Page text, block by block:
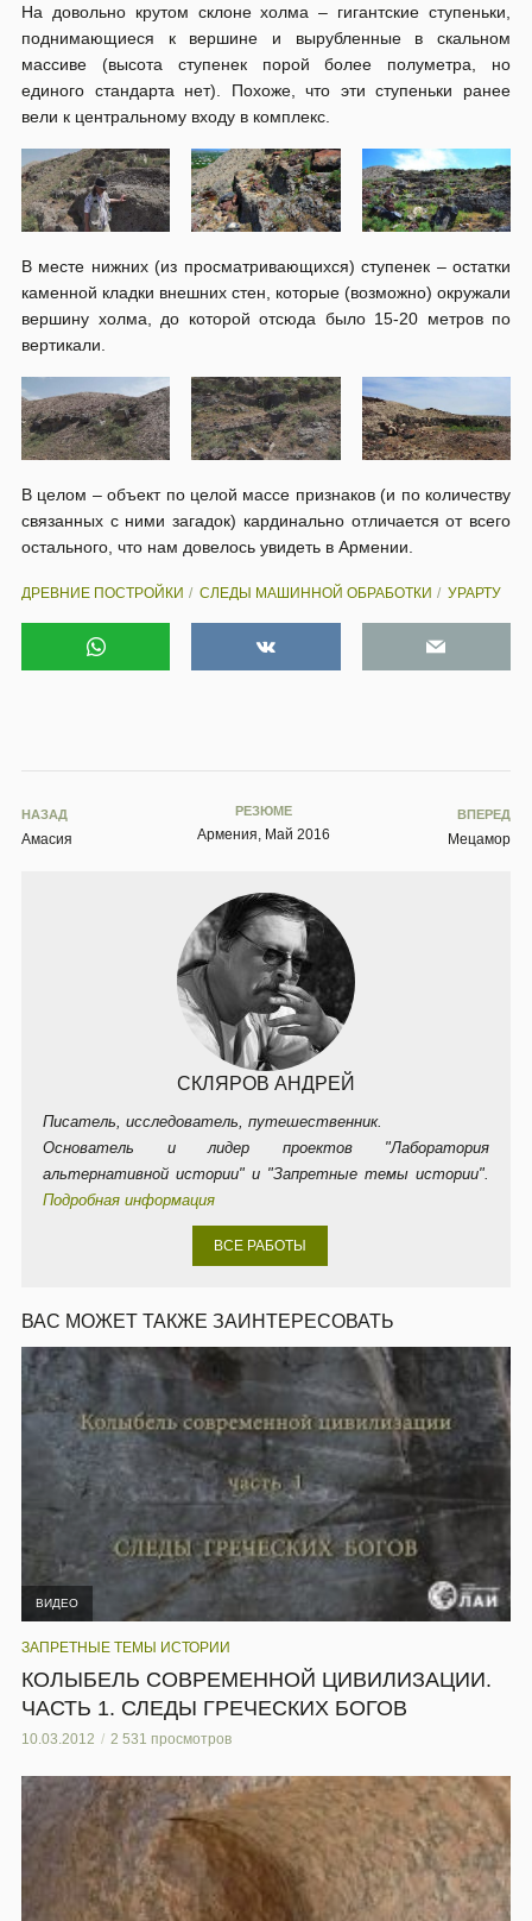
На довольно крутом склоне холма – гигантские ступеньки,
поднимающиеся к вершине и вырубленные в скальном
массиве (высота ступенек порой более полуметра, но
единого стандарта нет). Похоже, что эти ступеньки ранее
вели к центральному входу в комплекс.
В месте нижних (из просматривающихся) ступенек – остатки
каменной кладки внешних стен, которые (возможно) окружали
вершину холма, до которой отсюда было 15-20 метров по
вертикали.
В целом – объект по целой массе признаков (и по количеству
связанных с ними загадок) кардинально отличается от всего
остального, что нам довелось увидеть в Армении.
ДРЕВНИЕ ПОСТРОЙКИ СЛЕДЫ МАШИННОЙ ОБРАБОТКИ УРАРТУ
НАЗАД
Амасия
РЕЗЮМЕ
Армения, Май 2016
ВПЕРЕД
Мецамор
СКЛЯРОВ АНДРЕЙ
Писатель, исследователь, путешественник.
Основатель и лидер проектов "Лаборатория
альтернативной истории" и "Запретные темы истории".
Подробная информация
ВСЕ РАБОТЫ
ВАС МОЖЕТ ТАКЖЕ ЗАИНТЕРЕСОВАТЬ
ВИДЕО
ЗАПРЕТНЫЕ ТЕМЫ ИСТОРИИ
КОЛЫБЕЛЬ СОВРЕМЕННОЙ ЦИВИЛИЗАЦИИ.
ЧАСТЬ 1. СЛЕДЫ ГРЕЧЕСКИХ БОГОВ
10.03.2012 2 531 просмотров